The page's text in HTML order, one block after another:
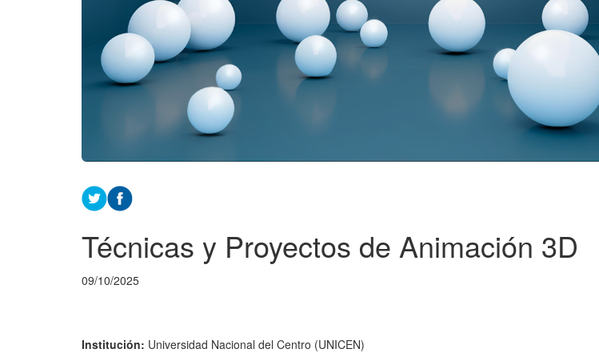
Técnicas y Proyectos de Animación 3D
09/10/2025
Institución: Universidad Nacional del Centro (UNICEN)